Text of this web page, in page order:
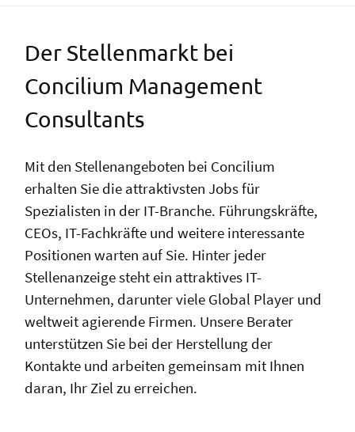
Der Stellenmarkt bei
Concilium Management
Consultants
Mit den Stellenangeboten bei Concilium
erhalten Sie die attraktivsten Jobs für
Spezialisten in der IT-Branche. Führungskräfte,
CEOs, IT-Fachkräfte und weitere interessante
Positionen warten auf Sie. Hinter jeder
Stellenanzeige steht ein attraktives IT-
Unternehmen, darunter viele Global Player und
weltweit agierende Firmen. Unsere Berater
unterstützen Sie bei der Herstellung der
Kontakte und arbeiten gemeinsam mit Ihnen
daran, Ihr Ziel zu erreichen.